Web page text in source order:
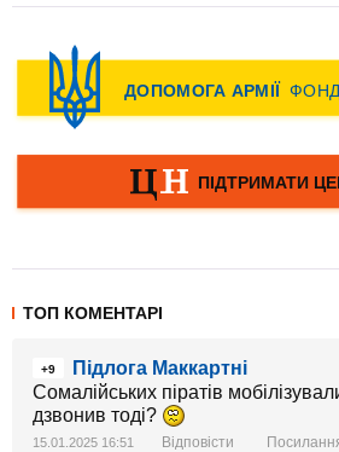
ТОП КОМЕНТАРІ
+9
Підлога Маккартні
Сомалійських піратів
дзвонив тоді?
15.01.2025 16:51 Відповісти